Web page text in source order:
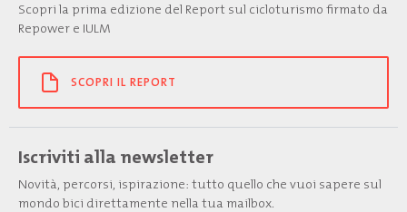
Scopri la prima edizione del Report sul cicloturismo firmato da
Repower e IULM
SCOPRI IL REPORT
Iscriviti alla newsletter
Novità, percorsi, ispirazione: tutto quello che vuoi sapere sul
mondo bici direttamente nella tua mailbox.